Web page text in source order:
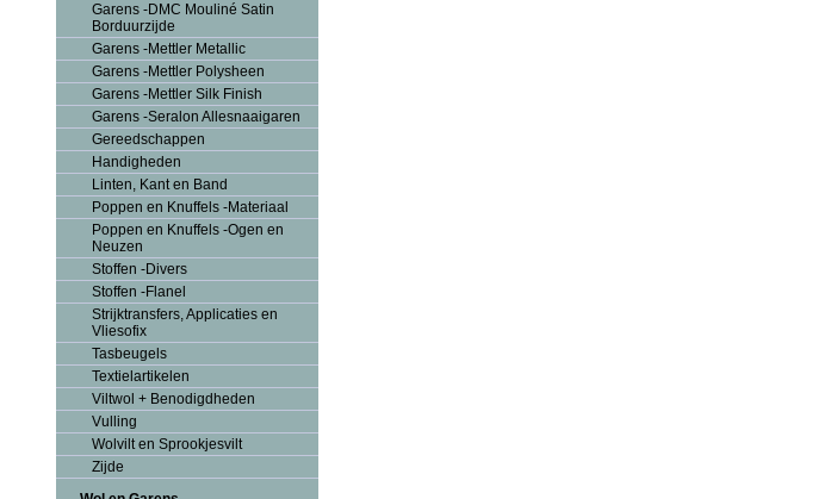
Garens -DMC Mouliné Satin
Borduurzijde
Garens -Mettler Metallic
Garens -Mettler Polysheen
Garens -Mettler Silk Finish
Garens -Seralon Allesnaaigaren
Gereedschappen
Handigheden
Linten, Kant en Band
Poppen en Knuffels -Materiaal
Poppen en Knuffels -Ogen en
Neuzen
Stoffen -Divers
Stoffen -Flanel
Strijktransfers, Applicaties en
Vliesofix
Tasbeugels
Textielartikelen
Viltwol + Benodigdheden
Vulling
Wolvilt en Sprookjesvilt
Zijde